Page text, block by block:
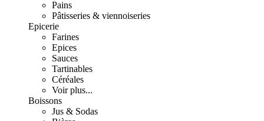
Pains
Pâtisseries & viennoiseries
Epicerie
Farines
Epices
Sauces
Tartinables
Céréales
Voir plus...
Boissons
Jus & Sodas